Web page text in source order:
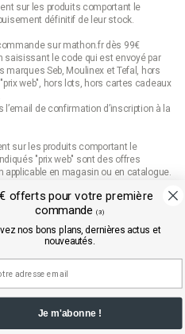
sur les produits comportant le
définitif de leur stock.
sur mathon.fr dès 99€
saisissant le code qui est envoyé par
marques Seb, Moulinex et Tefal, hors
web", hors lots, hors cartes cadeaux
de confirmation d’inscription à la
sur les produits comportant le
"prix web" sont des offres
en magasin ou en catalogue.
du e-commerce et de la vente à
offerts pour votre première
commande
(3)
nos bons plans, dernières actus et
nouveautés.
Je m'abonne !